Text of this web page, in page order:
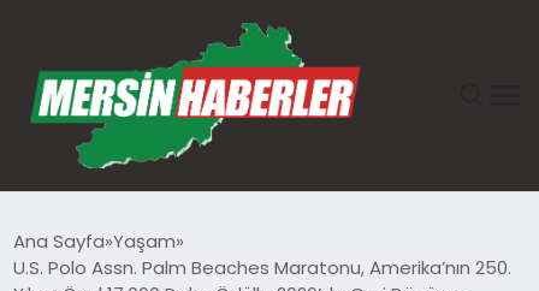
GÜNDEM
Ana Sayfa Yaşam
U.S. Polo Assn. Palm Beaches Maratonu, Amerika’nın 250.